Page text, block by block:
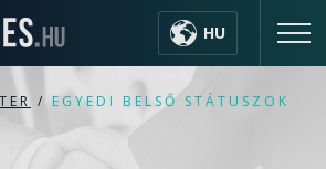
HU
/ EGYEDI BELSŐ STÁTUSZOK